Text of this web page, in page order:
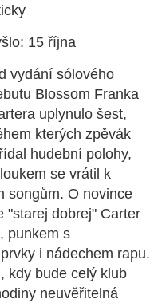
15 října
vydání sólového
Blossom Franka
uplynulo šest,
kterých zpěvák
hudební polohy,
se vrátil k
songům. O novince
"starej dobrej" Carter
punkem s
i nádechem rapu.
kdy bude celý klub
neuvěřitelná